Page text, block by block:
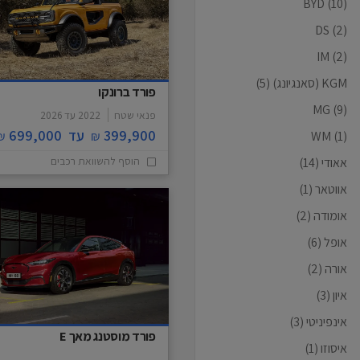
BYD (10)
DS (2)
IM (2)
KGM (סאנגיונג)
(5)
MG (9)
WM (1)
אאודי(14)
אווטאר(1)
אומודה (2)
אופל(6)
אורה (2)
איון(3)
אינפיניטי(3)
איסוזו(1)
פורד ברונקו
פנאי שטח 2022 עד 2026
399,900
₪ עד 699,000
הוסף להשוואת רכבים
פורד מוסטנג מאך E